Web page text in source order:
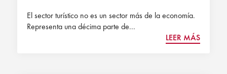
El sector turístico no es un sector más de la economía.
Representa una décima parte de...
LEER MÁS